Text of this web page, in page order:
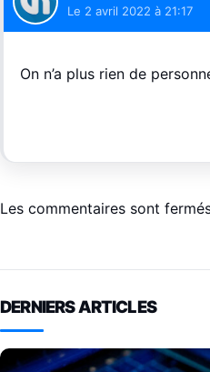
Le 2 avril 2022 à 21:17
On n’a plus rien de
Les commentaires sont
DERNIERS ARTICLES